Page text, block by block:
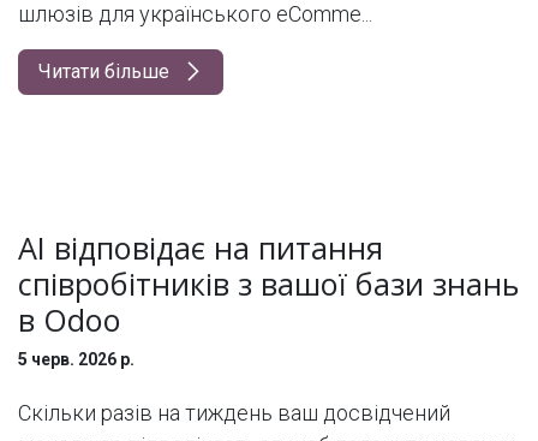
шлюзів для українського eComme...
Читати більше
AI відповідає на питання
співробітників з вашої бази знань
в Odoo
5 черв. 2026 р.
Скільки разів на тиждень ваш досвідчений